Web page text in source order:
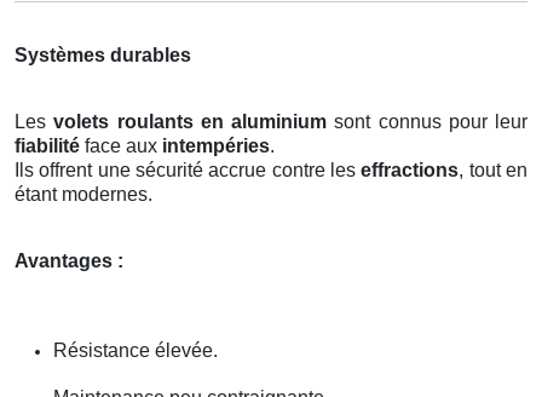
Systèmes durables
Lesvolets roulants en aluminium sont connus pour leur
fiabilité face aux intempéries.
Ils offrent une sécurité accrue contre leseffractions, tout en
étant modernes.
Avantages :
Résistance élevée.